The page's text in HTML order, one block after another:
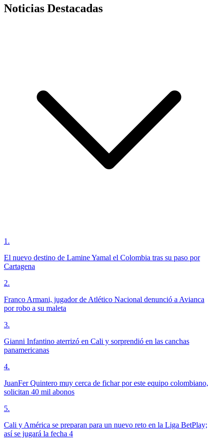
Noticias Destacadas
1 .
El nuevo destino de Lamine Yamal el Colombia tras su paso por
Cartagena
2.
Franco Armani, jugador de Atlético Nacional denunció a Avianca
por robo a su maleta
3.
Gianni Infantino aterrizó en Cali y sorprendió en las canchas
panamericanas
4.
JuanFer Quintero muy cerca de fichar por este equipo colombiano,
solicitan 40 mil abonos
5.
Cali y América se preparan para un nuevo reto en la Liga BetPlay;
así se jugará la fecha 4